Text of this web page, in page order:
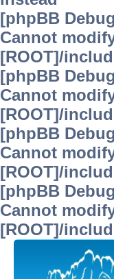
[phpBB
Cannot
[ROOT]/
[phpBB
Cannot
[ROOT]/
[phpBB
Cannot
[ROOT]/
[phpBB
Cannot
[ROOT]/